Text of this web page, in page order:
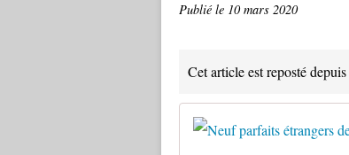
Publié le 10 mars 2020
Cet article est reposté depuis